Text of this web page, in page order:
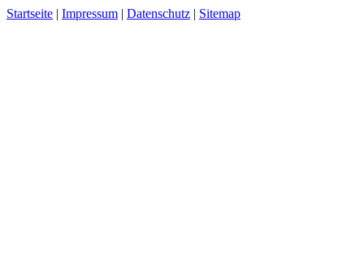
Startseite | Impressum | Datenschutz | Sitemap